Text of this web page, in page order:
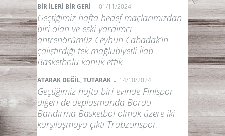
BİR İLERİ BİR GERİ - 01/11/2024
Geçtiğimiz hafta hedef maçlarımızdan
biri olan ve eski yardımcı
antrenörümüz Ceyhun Cabadak’ın
çalıştırdığı tek mağlubiyetli İlab
Basketbolu konuk ettik.
ATARAK DEĞİL, TUTARAK - 14/10/2024
Geçtiğimiz hafta biri evinde Finlspor
diğeri de deplasmanda Bordo
Bandırma Basketbol olmak üzere iki
karşılaşmaya çıktı Trabzonspor.